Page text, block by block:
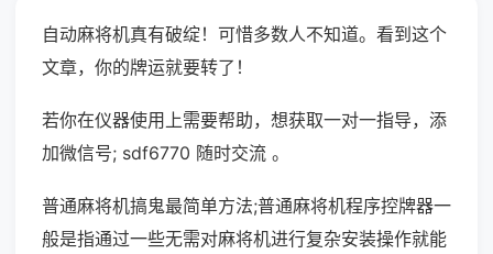
自动麻将机真有破绽！可惜多数人不知道。看到这个
文章，你的牌运就要转了！
若你在仪器使用上需要帮助，想获取一对一指导，添
加微信号; sdf6770 随时交流 。
普通麻将机搞鬼最简单方法;普通麻将机程序控牌器一
般是指通过一些无需对麻将机进行复杂安装操作就能